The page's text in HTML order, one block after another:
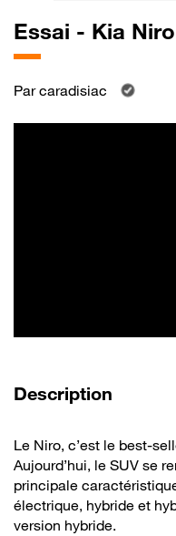
Essai - Kia
Parcaradisiac
Description
Le Niro, c’est le best-
Aujourd’hui, le SUV se
principale
électrique, hybride et
version hybride.